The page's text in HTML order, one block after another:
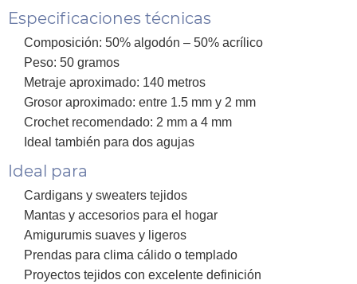
Especificaciones técnicas
Composición: 50% algodón – 50% acrílico
Peso: 50 gramos
Metraje aproximado: 140 metros
Grosor aproximado: entre 1.5 mm y 2 mm
Crochet recomendado: 2 mm a 4 mm
Ideal también para dos agujas
Ideal para
Cardigans y sweaters tejidos
Mantas y accesorios para el hogar
Amigurumis suaves y ligeros
Prendas para clima cálido o templado
Proyectos tejidos con excelente definición